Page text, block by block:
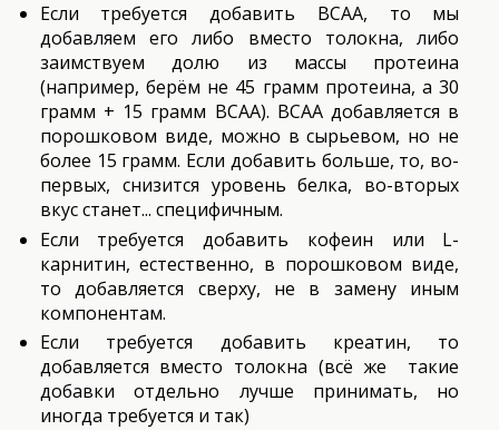
Если требуется добавить ВСАА, то мы
добавляем его либо вместо толокна, либо
заимствуем долю из массы протеина
(например, берём не 45 грамм протеина, а 30
грамм + 15 грамм ВСАА). ВСАА добавляется в
порошковом виде, можно в сырьевом, но не
более 15 грамм. Если добавить больше, то, во-
первых, снизится уровень белка, во-вторых
вкус станет... специфичным.
Если требуется добавить кофеин или L-
карнитин, естественно, в порошковом виде,
то добавляется сверху, не в замену иным
компонентам.
Если требуется добавить креатин, то
добавляется вместо толокна (всё же такие
добавки отдельно лучше принимать, но
иногда требуется и так)